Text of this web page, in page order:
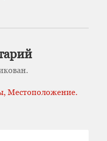
Местоположение.